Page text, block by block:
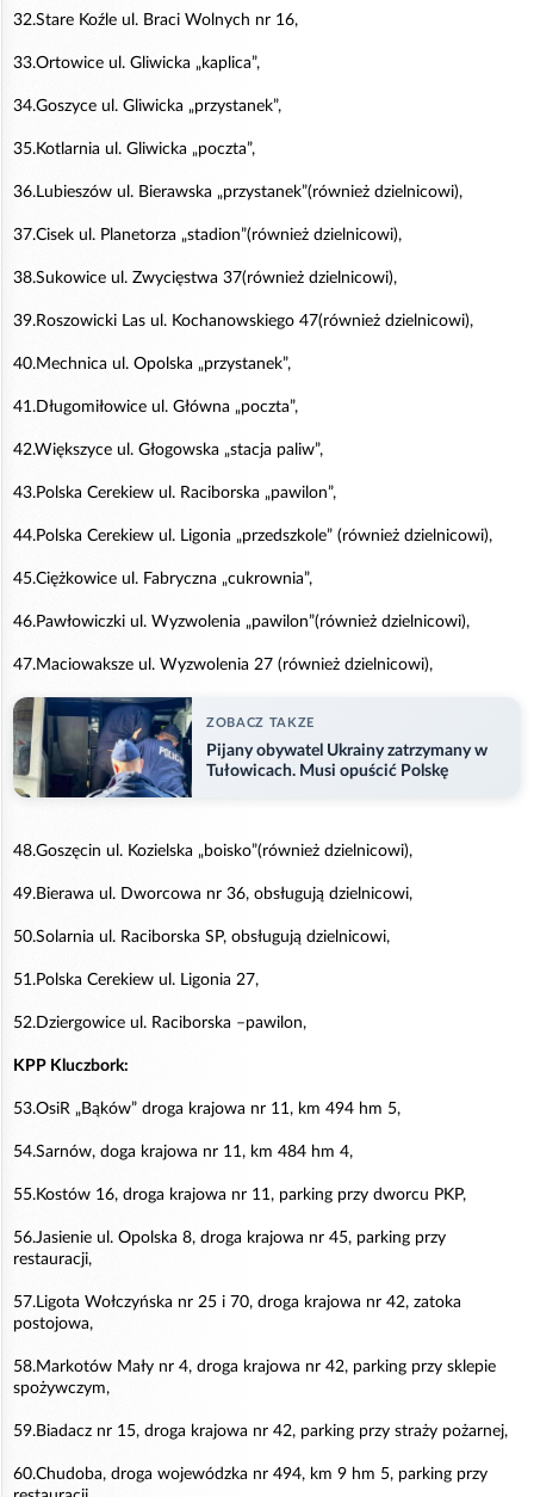
32.Stare Koźle ul. Braci Wolnych nr 16,
33.Ortowice ul. Gliwicka „kaplica”,
34.Goszyce ul. Gliwicka „przystanek”,
35.Kotlarnia ul. Gliwicka „poczta”,
36.Lubieszów ul. Bierawska „przystanek”(również dzielnicowi),
37.Cisek ul. Planetorza „stadion”(również dzielnicowi),
38.Sukowice ul. Zwycięstwa 37(również dzielnicowi),
39.Roszowicki Las ul. Kochanowskiego 47(również dzielnicowi),
40.Mechnica ul. Opolska „przystanek”,
41.Długomiłowice ul. Główna „poczta”,
42.Większyce ul. Głogowska „stacja paliw”,
43.Polska Cerekiew ul. Raciborska „pawilon”,
44.Polska Cerekiew ul. Ligonia „przedszkole” (również dzielnicowi),
45.Ciężkowice ul. Fabryczna „cukrownia”,
46.Pawłowiczki ul. Wyzwolenia „pawilon”(również dzielnicowi),
47.Maciowaksze ul. Wyzwolenia 27 (również dzielnicowi),
ZOBACZ TAKZE
Pijany obywatel Ukrainy zatrzymany w
Tułowicach. Musi opuścić Polskę
48.Goszęcin ul. Kozielska „boisko”(również dzielnicowi),
49.Bierawa ul. Dworcowa nr 36, obsługują dzielnicowi,
50.Solarnia ul. Raciborska SP, obsługują dzielnicowi,
51.Polska Cerekiew ul. Ligonia 27,
52.Dziergowice ul. Raciborska –pawilon,
KPP Kluczbork:
53.OsiR „Bąków” droga krajowa nr 11, km 494 hm 5,
54.Sarnów, doga krajowa nr 11, km 484 hm 4,
55.Kostów 16, droga krajowa nr 11, parking przy dworcu PKP,
56.Jasienie ul. Opolska 8, droga krajowa nr 45, parking przy
restauracji,
57.Ligota Wołczyńska nr 25 i 70, droga krajowa nr 42, zatoka
postojowa,
58.Markotów Mały nr 4, droga krajowa nr 42, parking przy sklepie
spożywczym,
59.Biadacz nr 15, droga krajowa nr 42, parking przy straży pożarnej,
60.Chudoba, droga wojewódzka nr 494, km 9 hm 5, parking przy